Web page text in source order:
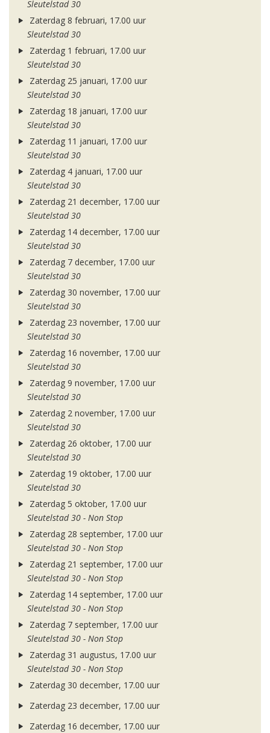
Sleutelstad 30
Zaterdag 8 februari, 17.00 uur
Sleutelstad 30
Zaterdag 1 februari, 17.00 uur
Sleutelstad 30
Zaterdag 25 januari, 17.00 uur
Sleutelstad 30
Zaterdag 18 januari, 17.00 uur
Sleutelstad 30
Zaterdag 11 januari, 17.00 uur
Sleutelstad 30
Zaterdag 4 januari, 17.00 uur
Sleutelstad 30
Zaterdag 21 december, 17.00 uur
Sleutelstad 30
Zaterdag 14 december, 17.00 uur
Sleutelstad 30
Zaterdag 7 december, 17.00 uur
Sleutelstad 30
Zaterdag 30 november, 17.00 uur
Sleutelstad 30
Zaterdag 23 november, 17.00 uur
Sleutelstad 30
Zaterdag 16 november, 17.00 uur
Sleutelstad 30
Zaterdag 9 november, 17.00 uur
Sleutelstad 30
Zaterdag 2 november, 17.00 uur
Sleutelstad 30
Zaterdag 26 oktober, 17.00 uur
Sleutelstad 30
Zaterdag 19 oktober, 17.00 uur
Sleutelstad 30
Zaterdag 5 oktober, 17.00 uur
Sleutelstad 30 - Non Stop
Zaterdag 28 september, 17.00 uur
Sleutelstad 30 - Non Stop
Zaterdag 21 september, 17.00 uur
Sleutelstad 30 - Non Stop
Zaterdag 14 september, 17.00 uur
Sleutelstad 30 - Non Stop
Zaterdag 7 september, 17.00 uur
Sleutelstad 30 - Non Stop
Zaterdag 31 augustus, 17.00 uur
Sleutelstad 30 - Non Stop
Zaterdag 30 december, 17.00 uur
Zaterdag 23 december, 17.00 uur
Zaterdag 16 december, 17.00 uur